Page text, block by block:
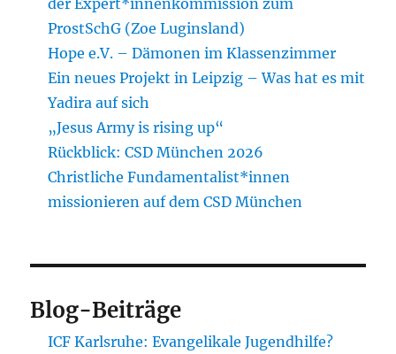
ProstSchG (Zoe Luginsland)
Hope e.V. – Dämonen im Klassenzimmer
Ein neues Projekt in Leipzig – Was hat es mit
Yadira auf sich
„Jesus Army is rising up“
Rückblick: CSD München 2026
Christliche Fundamentalist*innen
missionieren auf dem CSD München
Blog-Beiträge
ICF Karlsruhe: Evangelikale Jugendhilfe?